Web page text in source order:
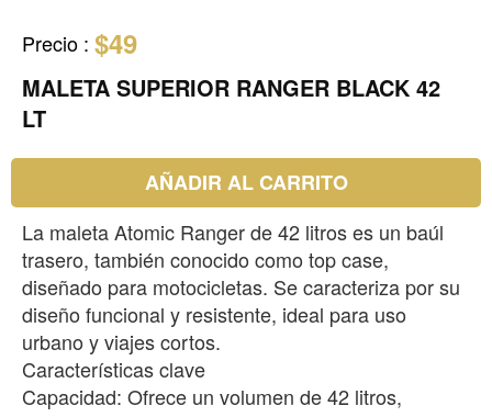
Precio : $49
MALETA SUPERIOR RANGER BLACK 42
LT
AÑADIR AL CARRITO
La maleta Atomic Ranger de 42 litros es un baúl
trasero, también conocido como top case,
diseñado para motocicletas. Se caracteriza por su
diseño funcional y resistente, ideal para uso
urbano y viajes cortos.
Características clave
Capacidad: Ofrece un volumen de 42 litros,